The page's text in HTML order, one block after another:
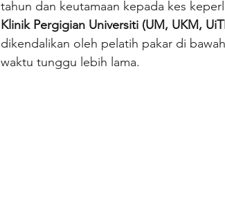
tahun dan keutamaan kepada kes
Klinik Pergigian Universiti (UM, UKM,
dikendalikan oleh pelatih pakar di
waktu tunggu lebih lama.